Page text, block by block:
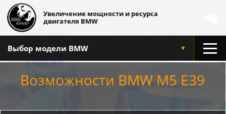
Увеличение мощности и ресурса
двигателя BMW
Выбор модели BMW ▼
Возможности BMW M5 E39